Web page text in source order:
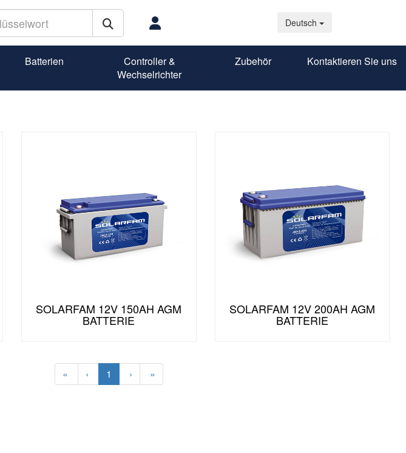
Deutsch
Batterien
Controller &
Wechselrichter
Zubehör Kontaktieren Sie uns
SOLARFAM 12V 150AH AGM
BATTERIE
SOLARFAM 12V 200AH AGM
BATTERIE
« ‹ 1 › »